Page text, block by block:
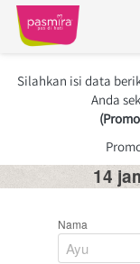
Silahkan isi data
Anda
14
Nama